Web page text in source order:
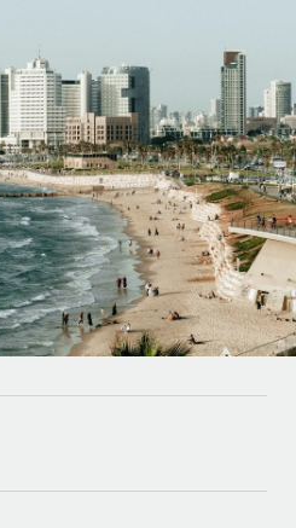
委託
シームレスに統合する
機能を内蔵
あらゆるAIツールをRemoteに接続
活用して業務プロセスを効率化す
イルなグローバルHR・給与処理ソ
リューションでチームを拡大する
ートナー
軟に自社プラットフォームへ統合
けに、通貨オプションと支払スピー
プレート